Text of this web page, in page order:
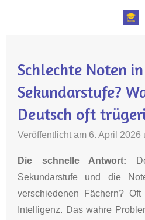
Schlechte Noten
Sekundarstufe?
Deutsch oft
Veröffentlicht am 6. April 2026
Die schnelle Antwort:
Sekundarstufe und die
verschiedenen Fächern?
Intelligenz. Das wahre